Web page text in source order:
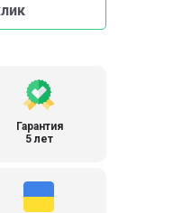
Гарантия
5 лет